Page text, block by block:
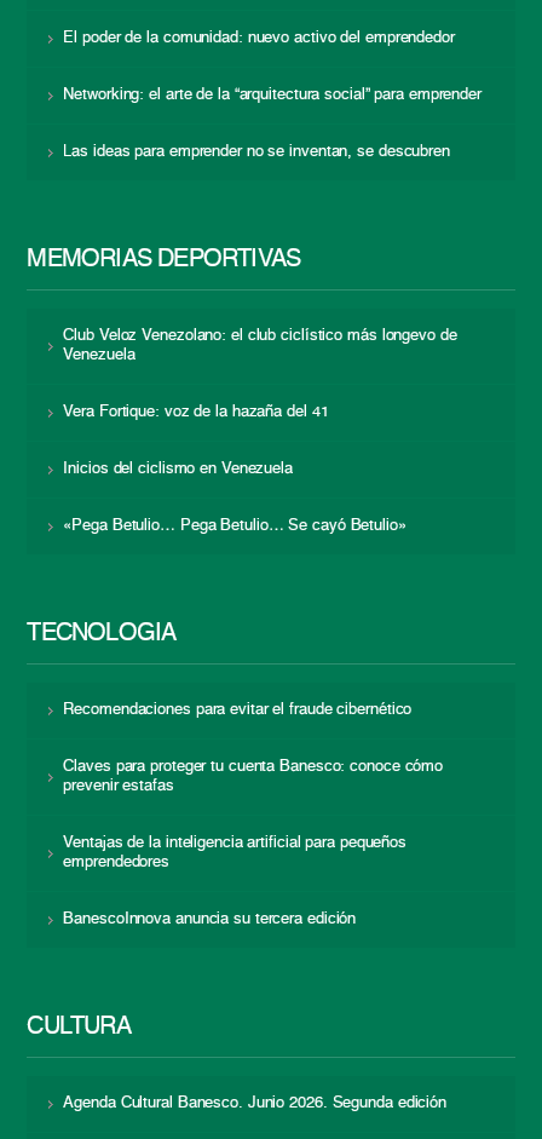
El poder de la comunidad: nuevo activo del emprendedor
Networking: el arte de la “arquitectura social” para emprender
Las ideas para emprender no se inventan, se descubren
MEMORIAS DEPORTIVAS
Club Veloz Venezolano: el club ciclístico más longevo de
Venezuela
Vera Fortique: voz de la hazaña del 41
Inicios del ciclismo en Venezuela
«Pega Betulio… Pega Betulio… Se cayó Betulio»
TECNOLOGÍA
Recomendaciones para evitar el fraude cibernético
Claves para proteger tu cuenta Banesco: conoce cómo
prevenir estafas
Ventajas de la inteligencia artificial para pequeños
emprendedores
BanescoInnova anuncia su tercera edición
CULTURA
Agenda Cultural Banesco. Junio 2026. Segunda edición